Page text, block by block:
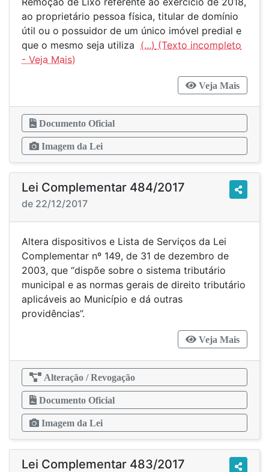
ao proprietário pessoa física, titular de domínio
útil ou o possuidor de um único imóvel predial e
que o mesmo seja utiliza (...)
Veja Mais
Documento Oficial
Imagem da Lei
Lei Complementar 484/2017
de 22/12/2017
Altera dispositivos e Lista de Serviços da Lei
Complementar nº 149, de 31 de dezembro de
2003, que “dispõe sobre o sistema tributário
municipal e as normas gerais de direito tributário
aplicáveis ao Município e dá outras
providências”.
Veja Mais
Alteração / Revogação
Documento Oficial
Imagem da Lei
Lei Complementar 483/2017